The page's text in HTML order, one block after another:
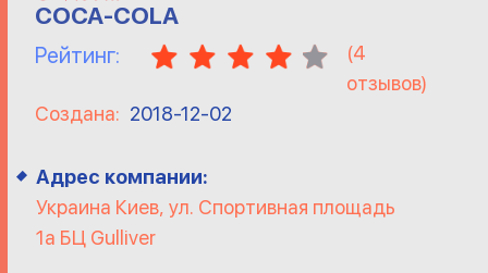
COCA-COLA
Рейтинг: (4
отзывов)
Создана: 2018-12-02
Адрес компании:
Украина Киев, ул. Спортивная площадь
1а БЦ Gulliver